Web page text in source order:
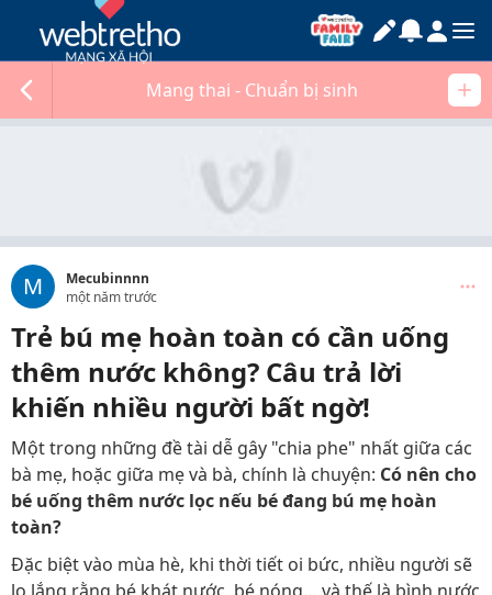
Mang thai - Chuẩn bị sinh
M
Mecubinnnn
một năm trước
Trẻ bú mẹ hoàn toàn có cần uống
thêm nước không? Câu trả lời
khiến nhiều người bất ngờ!
Một trong những đề tài dễ gây "chia phe" nhất giữa các
bà mẹ, hoặc giữa mẹ và bà, chính là chuyện: Có nên cho
bé uống thêm nước lọc nếu bé đang bú mẹ hoàn
toàn?
Đặc biệt vào mùa hè, khi thời tiết oi bức, nhiều người sẽ